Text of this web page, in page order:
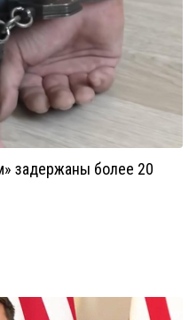
задержаны более 20